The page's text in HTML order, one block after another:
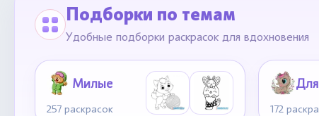
Подборки по темам
Удобные подборки раскрасок для вдохновения
Милые
257 раскрасок 172